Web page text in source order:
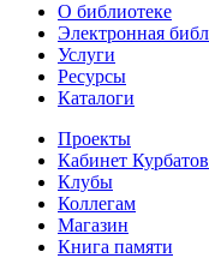
О библиотеке
Электронная
Услуги
Ресурсы
Каталоги
Проекты
Кабинет
Клубы
Коллегам
Магазин
Книга памяти